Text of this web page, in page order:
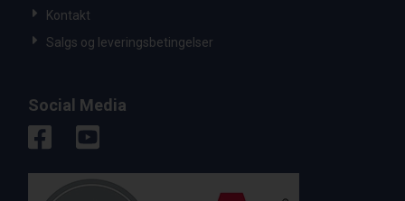
Kontakt
Salgs og leveringsbetingelser
Social Media